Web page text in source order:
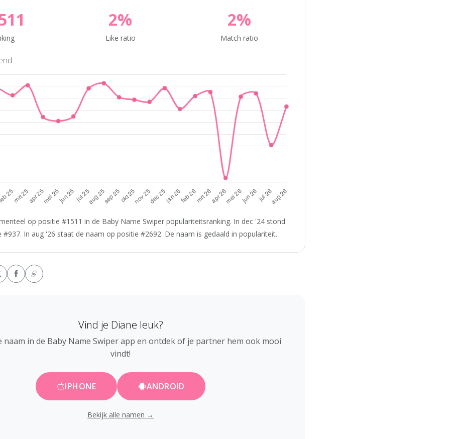
2%
Like ratio
2%
Match ratio
op positie #1511 in de Baby Name Swiper populariteitsranking. In dec '24 stond
#937. In aug '26 staat de naam op positie #2692. De naam is gedaald in populariteit.
Vind je Diane leuk?
naam in de Baby Name Swiper app en ontdek of je partner hem ook mooi
vindt!
IPHONE ANDROID
Bekijk alle namen →